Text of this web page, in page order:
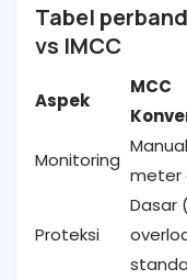
Tabel
vs IMCC
Aspek
MCC
Monitoring
meter
Proteksi
Dasar